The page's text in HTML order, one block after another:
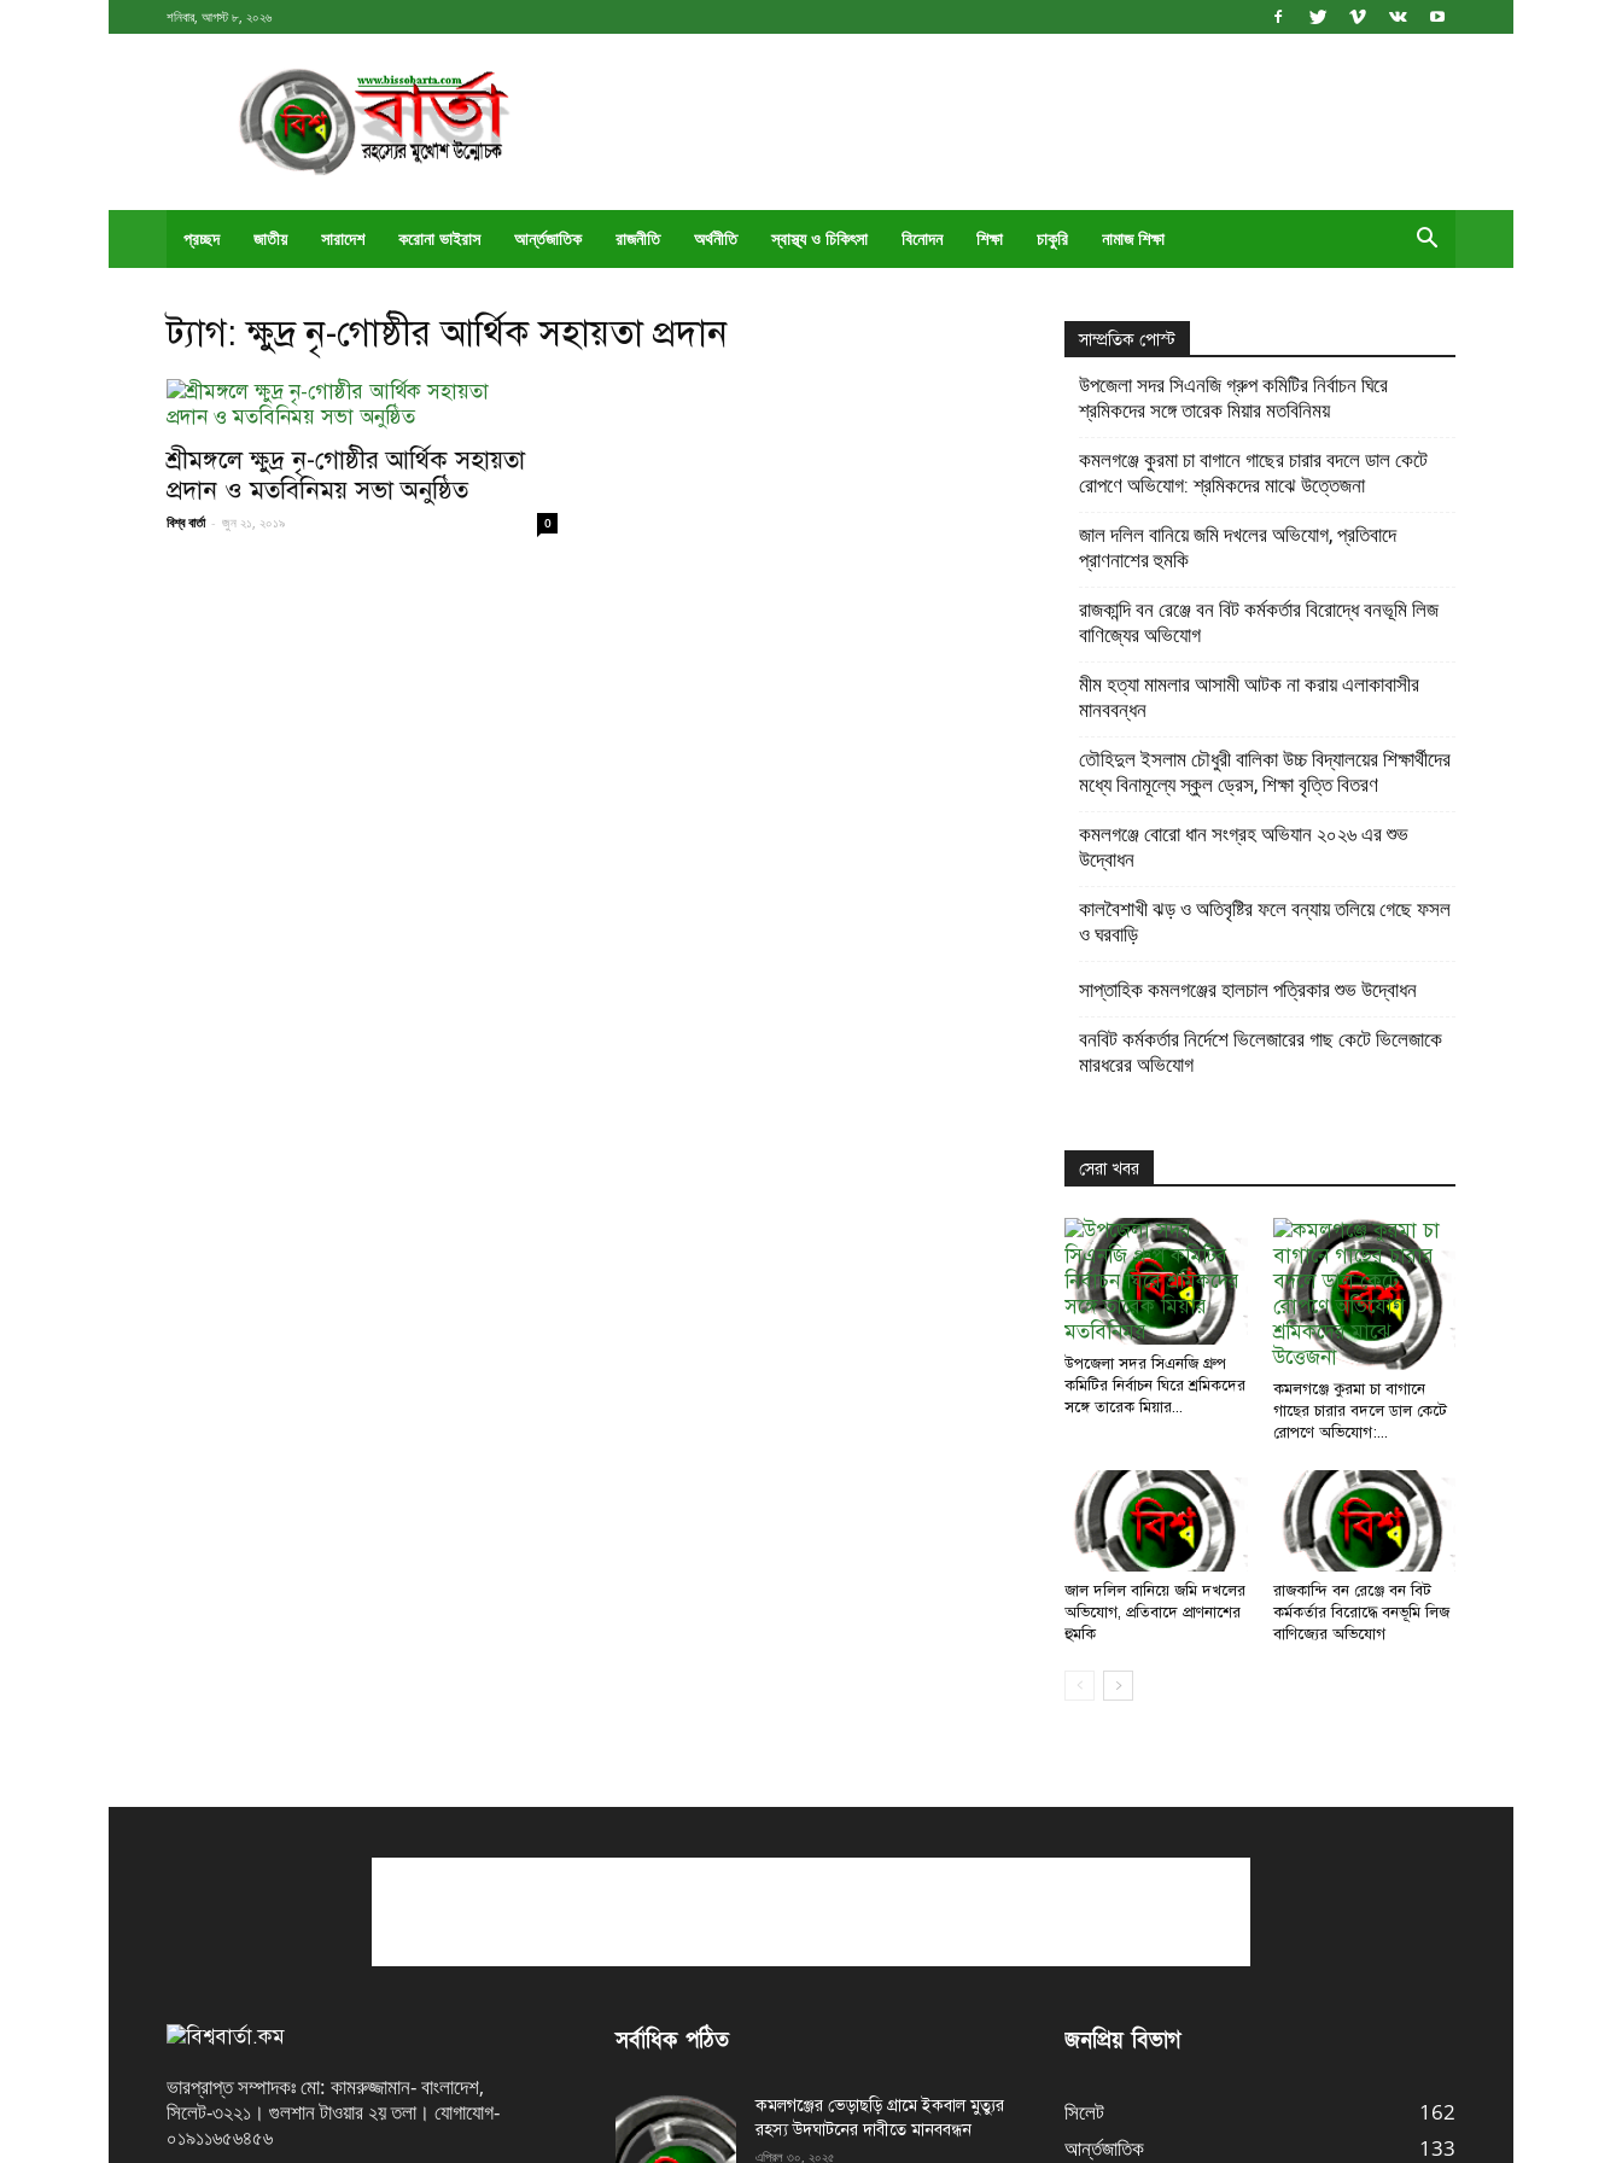
শনিবার, আগস্ট ৮, ২০২৬
বিশ্ববার্তা
প্রচ্ছদ জাতীয় সারাদেশ করোনা ভাইরাস আর্ন্তজাতিক রাজনীতি অর্থনীতি স্বাস্থ্য ও চিকিৎসা বিনোদন শিক্ষা চাকুরি নামাজ শিক্ষা
ট্যাগ: ক্ষুদ্র নৃ-গোষ্ঠীর আর্থিক সহায়তা প্রদান
শ্রীমঙ্গলে ক্ষুদ্র নৃ-গোষ্ঠীর আর্থিক সহায়তা
প্রদান ও মতবিনিময় সভা অনুষ্ঠিত
বিশ্ব বার্তা - জুন ২১, ২০১৯ 0
সাম্প্রতিক পোস্ট
উপজেলা সদর সিএনজি গ্রুপ কমিটির নির্বাচন ঘিরে
শ্রমিকদের সঙ্গে তারেক মিয়ার মতবিনিময়
কমলগঞ্জে কুরমা চা বাগানে গাছের চারার বদলে ডাল কেটে
রোপণে অভিযোগ: শ্রমিকদের মাঝে উত্তেজনা
জাল দলিল বানিয়ে জমি দখলের অভিযোগ, প্রতিবাদে
প্রাণনাশের হুমকি
রাজকান্দি বন রেঞ্জে বন বিট কর্মকর্তার বিরোদ্ধে বনভূমি লিজ
বাণিজ্যের অভিযোগ
মীম হত্যা মামলার আসামী আটক না করায় এলাকাবাসীর
মানববন্ধন
তৌহিদুল ইসলাম চৌধুরী বালিকা উচ্চ বিদ্যালয়ের শিক্ষার্থীদের
মধ্যে বিনামূল্যে স্কুল ড্রেস, শিক্ষা বৃত্তি বিতরণ
কমলগঞ্জে বোরো ধান সংগ্রহ অভিযান ২০২৬ এর শুভ
উদ্বোধন
কালবৈশাখী ঝড় ও অতিবৃষ্টির ফলে বন্যায় তলিয়ে গেছে ফসল
ও ঘরবাড়ি
সাপ্তাহিক কমলগঞ্জের হালচাল পত্রিকার শুভ উদ্বোধন
বনবিট কর্মকর্তার নির্দেশে ভিলেজারের গাছ কেটে ভিলেজাকে
মারধরের অভিযোগ
সেরা খবর
উপজেলা সদর সিএনজি গ্রুপ
কমিটির নির্বাচন ঘিরে শ্রমিকদের
সঙ্গে তারেক মিয়ার...
কমলগঞ্জে কুরমা চা বাগানে
গাছের চারার বদলে ডাল কেটে
রোপণে অভিযোগ:...
জাল দলিল বানিয়ে জমি দখলের
অভিযোগ, প্রতিবাদে প্রাণনাশের
হুমকি
রাজকান্দি বন রেঞ্জে বন বিট
কর্মকর্তার বিরোদ্ধে বনভূমি লিজ
বাণিজ্যের অভিযোগ
ভারপ্রাপ্ত সম্পাদকঃ মো: কামরুজ্জামান- বাংলাদেশ,
সিলেট-৩২২১। গুলশান টাওয়ার ২য় তলা। যোগাযোগ-
০১৯১১৬৫৬৪৫৬
সর্বাধিক পঠিত
কমলগঞ্জের ভেড়াছড়ি গ্রামে ইকবাল মুত্যুর
রহস্য উদঘাটনের দাবীতে মানববন্ধন
এপ্রিল ৩০, ২০২৫
জনপ্রিয় বিভাগ
সিলেট
162
আর্ন্তজাতিক
133